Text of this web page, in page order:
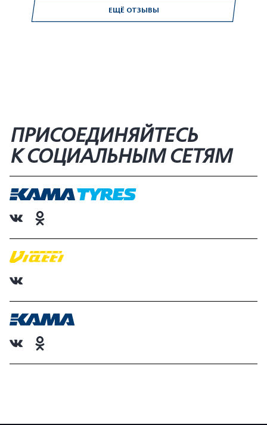
ЕЩЁ ОТЗЫВЫ
ПРИСОЕДИНЯЙТЕСЬ
К СОЦИАЛЬНЫМ СЕТЯМ